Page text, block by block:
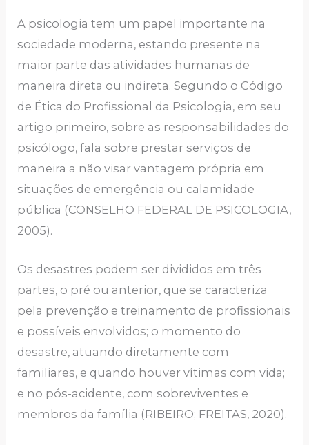
A psicologia tem um papel importante na
sociedade moderna, estando presente na
maior parte das atividades humanas de
maneira direta ou indireta. Segundo o Código
de Ética do Profissional da Psicologia, em seu
artigo primeiro, sobre as responsabilidades do
psicólogo, fala sobre prestar serviços de
maneira a não visar vantagem própria em
situações de emergência ou calamidade
pública (CONSELHO FEDERAL DE PSICOLOGIA,
2005).
Os desastres podem ser divididos em três
partes, o pré ou anterior, que se caracteriza
pela prevenção e treinamento de profissionais
e possíveis envolvidos; o momento do
desastre, atuando diretamente com
familiares, e quando houver vítimas com vida;
e no pós-acidente, com sobreviventes e
membros da família (RIBEIRO; FREITAS, 2020).